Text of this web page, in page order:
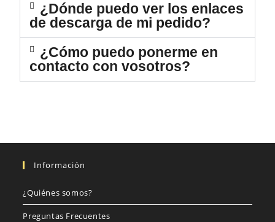
¿Dónde puedo ver los enlaces
de descarga de mi pedido?
¿Cómo puedo ponerme en
contacto con vosotros?
Información
¿Quiénes somos?
Preguntas Frecuentes